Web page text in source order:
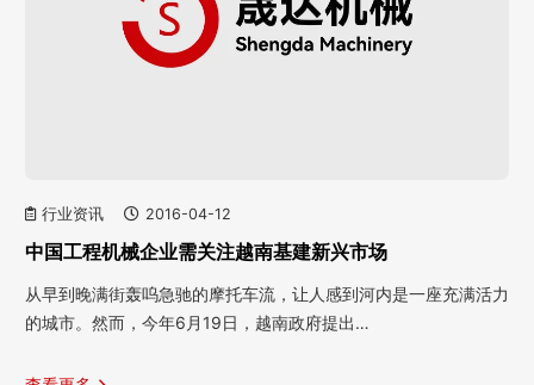
行业资讯 2016-04-12
中国工程机械企业需关注越南基建新兴市场
从早到晚满街轰呜急驰的摩托车流，让人感到河内是一座充满活力
的城市。然而，今年6月19日，越南政府提出…